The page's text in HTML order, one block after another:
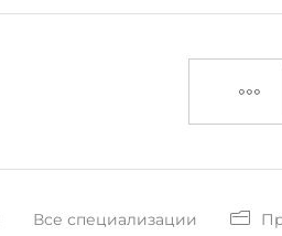
Все специализации